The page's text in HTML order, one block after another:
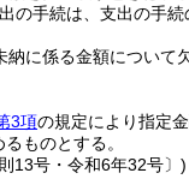
の手続は、支出の手続
納に係る金額について
3項の規定により指定
ものとする。
13号・令和6年32号〕)